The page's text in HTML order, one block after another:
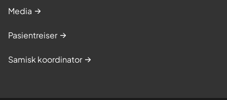
Media
Pasientreiser
Samisk koordinator